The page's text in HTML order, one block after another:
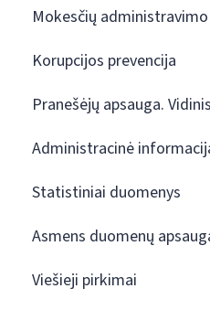
Mokesčių
Korupcijos prevencija
Pranešėjų apsauga.
Administracinė
Statistiniai duomenys
Asmens duomenų
Viešieji pirkimai